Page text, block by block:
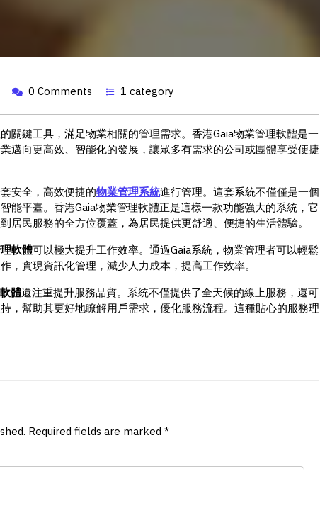
0 Comments 1 category
關鍵工具，滿足物業相關的管理需求。香港Gaia物業管理軟體是一
邁向更高效、智能化的發展，讓眾多有需求的公司或團體享受便捷
安全，高效便捷的物業管理系統進行管理。這套系統不僅僅是一個
能平臺。香港Gaia物業管理軟體正是這樣一款功能強大的系統，它
居民服務的全方位覆蓋，為居民提供更舒適、便捷的生活體驗。
軟體可以極大提升工作效率。通過Gaia系統，物業管理者可以輕鬆
，實現資訊化管理，減少人力成本，提高工作效率。
體還注重提升服務品質。系統不僅提供了全天候的線上服務，還可
，幫助其更好地瞭解用戶需求，優化服務流程。這種貼心的服務理
Required fields are marked *